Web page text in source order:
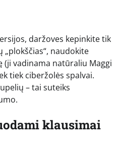
daržoves kepinkite tik
„plokščias“, naudokite
(ji vadinama natūraliu Maggi
tiek ciberžolės spalvai.
– tai suteiks
klausimai